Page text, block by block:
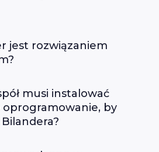
jest rozwiązaniem
musi instalować
by